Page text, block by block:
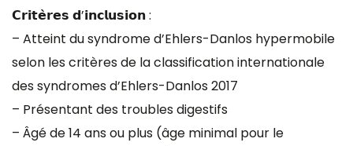
𝗖𝗿𝗶𝘁𝗲̀𝗿𝗲𝘀 𝗱’𝗶𝗻𝗰𝗹𝘂𝘀𝗶𝗼𝗻 :
– Atteint du syndrome d’Ehlers-Danlos hypermobile
selon les critères de la classification internationale
des syndromes d’Ehlers-Danlos 2017
– Présentant des troubles digestifs
– Âgé de 14 ans ou plus (âge minimal pour le